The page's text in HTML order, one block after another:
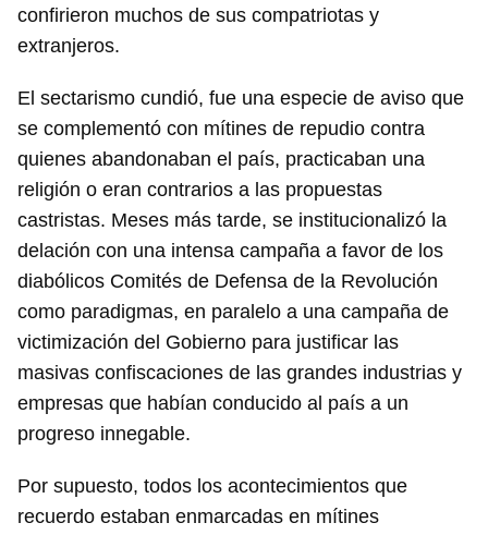
confirieron muchos de sus compatriotas y
extranjeros.
El sectarismo cundió, fue una especie de aviso que
se complementó con mítines de repudio contra
quienes abandonaban el país, practicaban una
religión o eran contrarios a las propuestas
castristas. Meses más tarde, se institucionalizó la
delación con una intensa campaña a favor de los
diabólicos Comités de Defensa de la Revolución
como paradigmas, en paralelo a una campaña de
victimización del Gobierno para justificar las
masivas confiscaciones de las grandes industrias y
empresas que habían conducido al país a un
progreso innegable.
Por supuesto, todos los acontecimientos que
recuerdo estaban enmarcadas en mítines